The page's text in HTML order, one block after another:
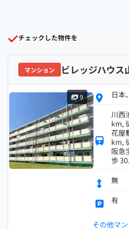
チェックした物件を
マンション ビレッジハウス
9
日本
川西
km,
花屋
km,
阪急
歩
無
有
その他マ